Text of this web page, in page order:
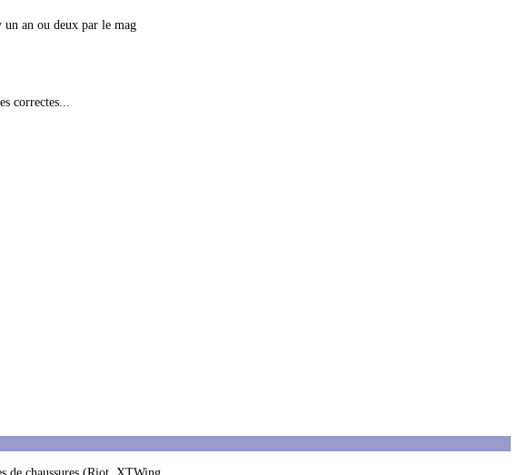
un an ou deux par le mag
correctes...
de chaussures (Riot, XTWing,